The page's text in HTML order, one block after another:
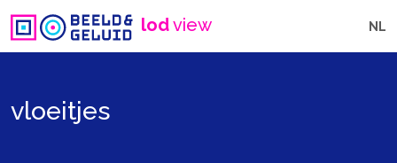
lodview NL
vloeitjes